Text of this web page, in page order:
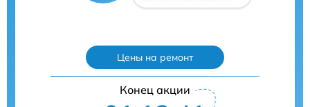
Цены на ремонт
Конец акции